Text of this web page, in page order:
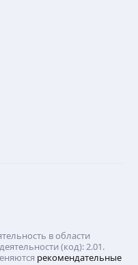
в области
(код): 2.01.
рекомендательные